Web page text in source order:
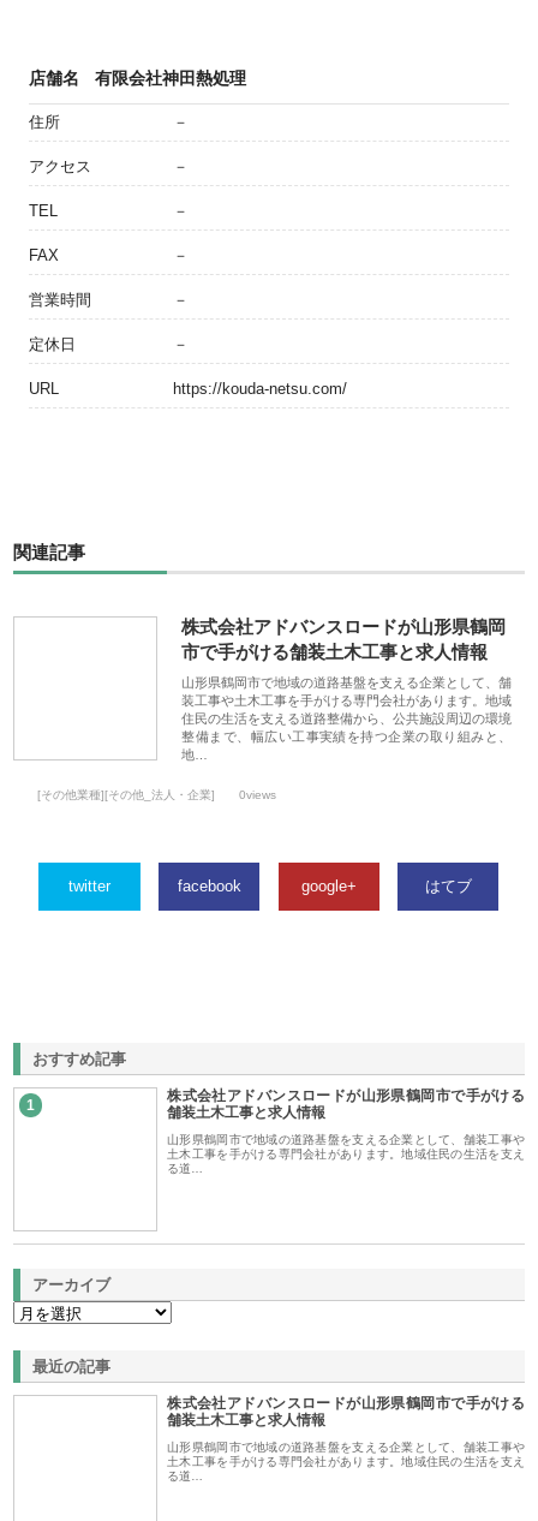
店舗名 有限会社神田熱処理
住所 －
アクセス －
TEL －
FAX －
営業時間 －
定休日 －
URL https://kouda-netsu.com/
関連記事
株式会社アドバンスロードが山形県鶴岡
市で手がける舗装土木工事と求人情報
山形県鶴岡市で地域の道路基盤を支える企業として、舗
装工事や土木工事を手がける専門会社があります。地域
住民の生活を支える道路整備から、公共施設周辺の環境
整備まで、幅広い工事実績を持つ企業の取り組みと、
地…
[その他業種][その他_法人・企業] 0views
twitter facebook google+ はてブ
おすすめ記事
1
株式会社アドバンスロードが山形県鶴岡市で手がける
舗装土木工事と求人情報
山形県鶴岡市で地域の道路基盤を支える企業として、舗装工事や
土木工事を手がける専門会社があります。地域住民の生活を支え
る道…
アーカイブ
最近の記事
株式会社アドバンスロードが山形県鶴岡市で手がける
舗装土木工事と求人情報
山形県鶴岡市で地域の道路基盤を支える企業として、舗装工事や
土木工事を手がける専門会社があります。地域住民の生活を支え
る道…